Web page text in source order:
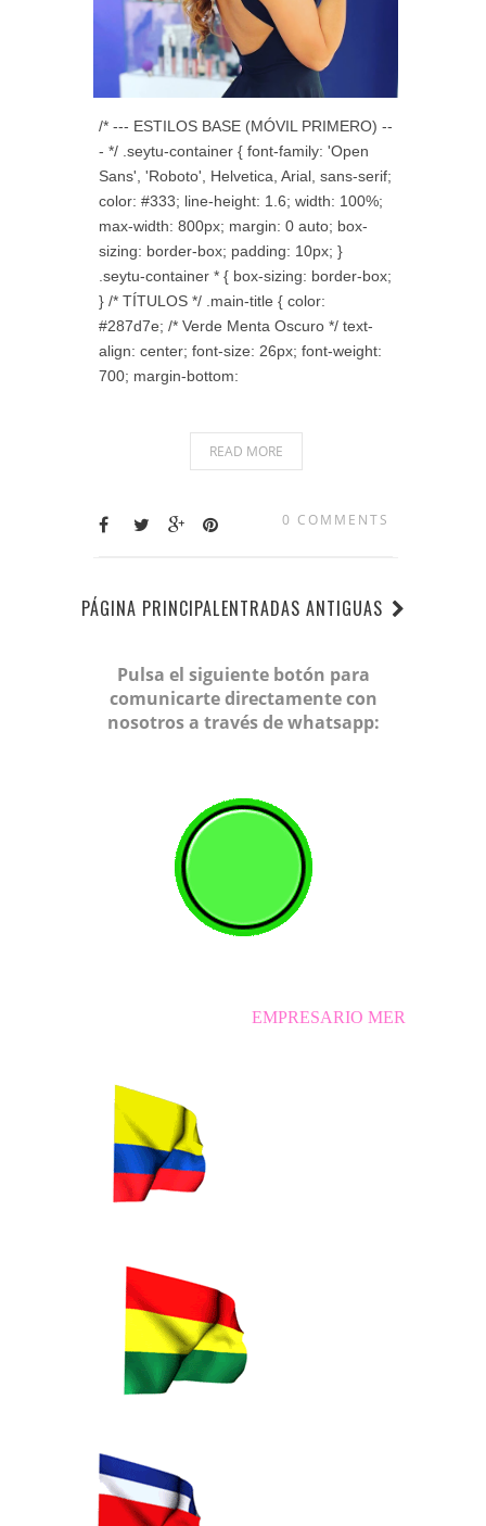
/* --- ESTILOS BASE (MÓVIL PRIMERO) --
- */ .seytu-container { font-family: 'Open
Sans', 'Roboto', Helvetica, Arial, sans-serif;
color: #333; line-height: 1.6; width: 100%;
max-width: 800px; margin: 0 auto; box-
sizing: border-box; padding: 10px; }
.seytu-container * { box-sizing: border-box;
} /* TÍTULOS */ .main-title { color:
#287d7e; /* Verde Menta Oscuro */ text-
align: center; font-size: 26px; font-weight:
700; margin-bottom:
READ MORE
0 COMMENTS
ENTRADAS ANTIGUAS
PÁGINA PRINCIPAL
Pulsa el siguiente botón para
comunicarte directamente con
nosotros a través de whatsapp:
EMPRESARIO MERCANTIL